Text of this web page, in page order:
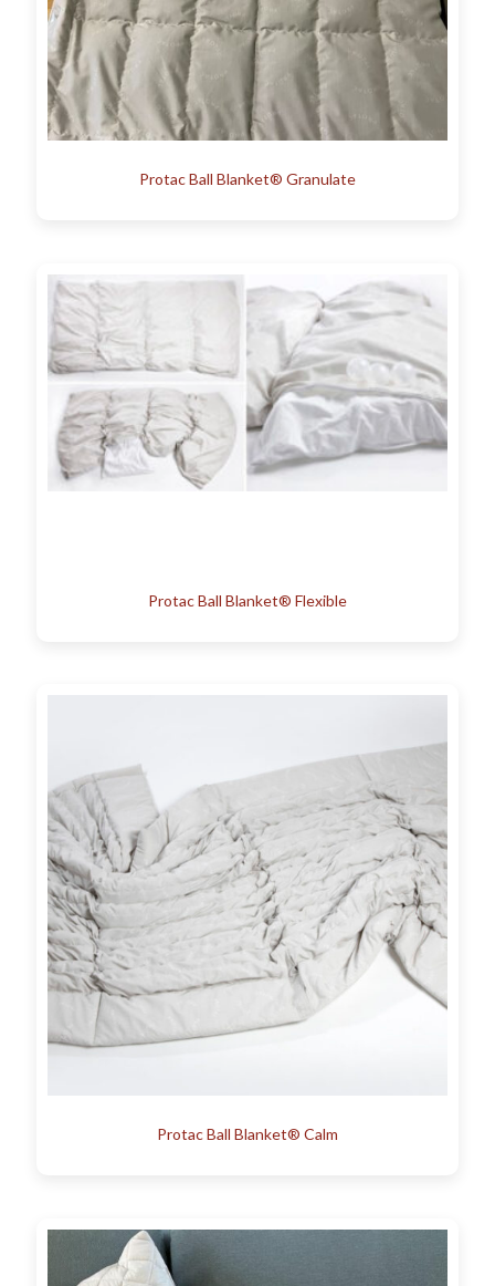
Protac Ball Blanket® Granulate
Protac Ball Blanket® Flexible
Protac Ball Blanket® Calm